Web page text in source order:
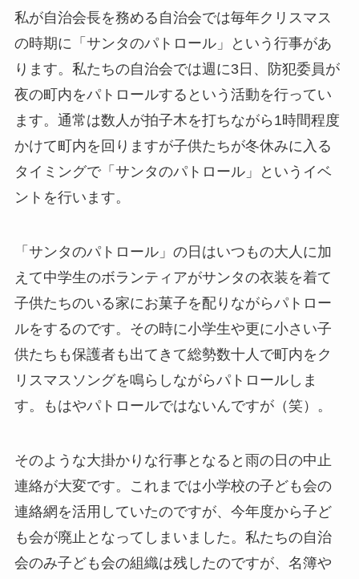
私が自治会長を務める自治会では毎年クリスマス
の時期に「サンタのパトロール」という行事があ
ります。私たちの自治会では週に3日、防犯委員が
夜の町内をパトロールするという活動を行ってい
ます。通常は数人が拍子木を打ちながら1時間程度
かけて町内を回りますが子供たちが冬休みに入る
タイミングで「サンタのパトロール」というイベ
ントを行います。
「サンタのパトロール」の日はいつもの大人に加
えて中学生のボランティアがサンタの衣装を着て
子供たちのいる家にお菓子を配りながらパトロー
ルをするのです。その時に小学生や更に小さい子
供たちも保護者も出てきて総勢数十人で町内をク
リスマスソングを鳴らしながらパトロールしま
す。もはやパトロールではないんですが（笑）。
そのような大掛かりな行事となると雨の日の中止
連絡が大変です。これまでは小学校の子ども会の
連絡網を活用していたのですが、今年度から子ど
も会が廃止となってしまいました。私たちの自治
会のみ子ども会の組織は残したのですが、名簿や